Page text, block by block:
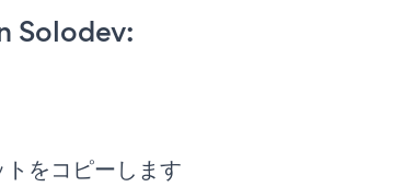
Solodev:
をコピーします